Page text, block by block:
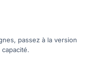
passez à la version